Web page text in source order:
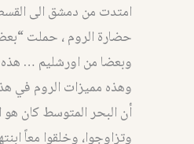
امتدت من دمشق الى
حضارة الروم ، حملت
وبعضا من اورشليم … هذه
وهذه مميزات الروم في
أن البحر المتوسط كان هو
وتزاوجوا، وخلقوا معاً